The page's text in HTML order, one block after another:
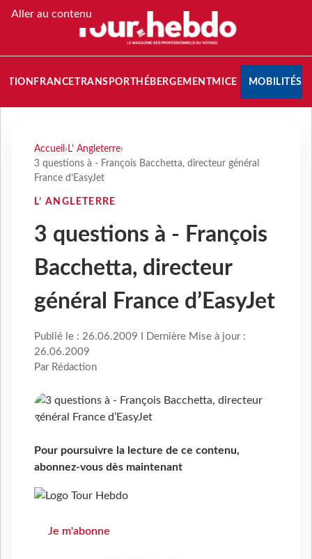
Aller au contenu
FRANCETRANSPORT HÉBERGEMENTMICE MOBILITÉS
Accueil › L’ Angleterre›
3 questions à - François Bacchetta, directeur général
France d’EasyJet
L’ ANGLETERRE
3 questions à - François
Bacchetta, directeur
général France d’EasyJet
Publié le : 26.06.2009 I Dernière Mise à jour :
26.06.2009
Par Rédaction
Pour poursuivre la lecture de ce contenu,
abonnez-vous dès maintenant
Je m'abonne